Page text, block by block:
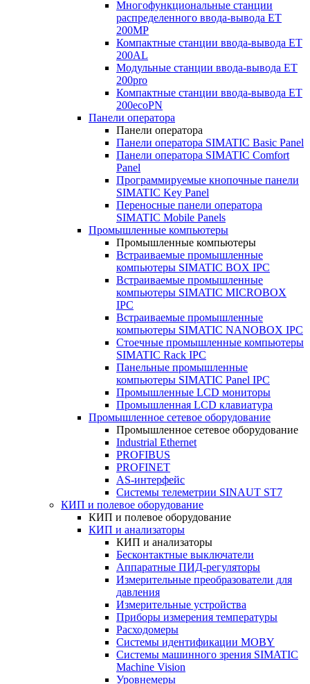
Многофункциональные станции
распределенного ввода-вывода ET
200MP
Компактные станции ввода-вывода ET
200AL
Модульные станции ввода-вывода ET
200pro
Компактные станции ввода-вывода ET
200ecoPN
Панели оператора
Панели оператора
Панели оператора SIMATIC Basic Panel
Панели оператора SIMATIC Comfort
Panel
Программируемые кнопочные панели
SIMATIC Key Panel
Переносные панели оператора
SIMATIC Mobile Panels
Промышленные компьютеры
Промышленные компьютеры
Встраиваемые промышленные
компьютеры SIMATIC BOX IPC
Встраиваемые промышленные
компьютеры SIMATIC MICROBOX
IPC
Встраиваемые промышленные
компьютеры SIMATIC NANOBOX IPC
Стоечные промышленные компьютеры
SIMATIC Rack IPC
Панельные промышленные
компьютеры SIMATIC Panel IPC
Промышленные LCD мониторы
Промышленная LCD клавиатура
Промышленное сетевое оборудование
Промышленное сетевое оборудование
Industrial Ethernet
PROFIBUS
PROFINET
AS-интерфейс
Системы телеметрии SINAUT ST7
КИП и полевое оборудование
КИП и полевое оборудование
КИП и анализаторы
КИП и анализаторы
Бесконтактные выключатели
Аппаратные ПИД-регуляторы
Измерительные преобразователи для
давления
Измерительные устройства
Приборы измерения температуры
Расходомеры
Системы идентификации MOBY
Системы машинного зрения SIMATIC
Machine Vision
Уровнемеры